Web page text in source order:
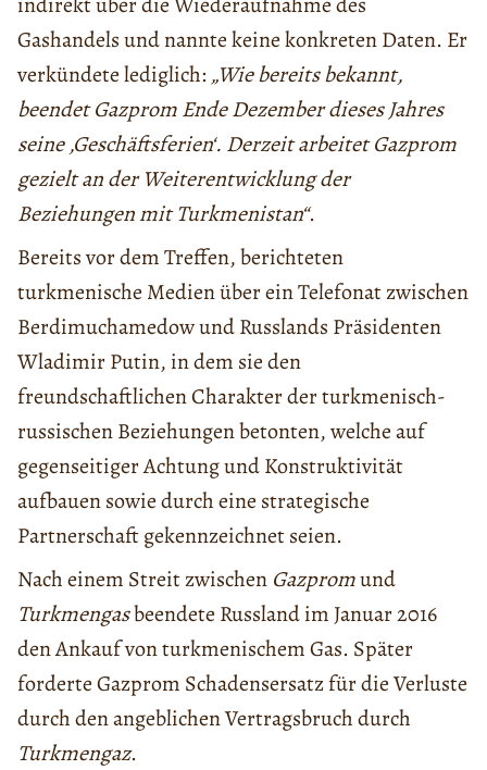
Gashandels und nannte keine konkreten Daten. Er
verkündete lediglich: „Wie bereits bekannt,
beendet Gazprom Ende Dezember dieses Jahres
seine ‚Geschäftsferien‘. Derzeit arbeitet Gazprom
gezielt an der Weiterentwicklung der
Beziehungen mit Turkmenistan“.
Bereits vor dem Treffen, berichteten
turkmenische Medien über ein Telefonat zwischen
Berdimuchamedow und Russlands Präsidenten
Wladimir Putin, in dem sie den
freundschaftlichen Charakter der turkmenisch-
russischen Beziehungen betonten, welche auf
gegenseitiger Achtung und Konstruktivität
aufbauen sowie durch eine strategische
Partnerschaft gekennzeichnet seien.
Nach einem Streit zwischen Gazpromund
Turkmengasbeendete Russland im Januar 2016
den Ankauf von turkmenischem Gas. Später
forderte Gazprom Schadensersatz für die Verluste
durch den angeblichen Vertragsbruch durch
Turkmengaz.